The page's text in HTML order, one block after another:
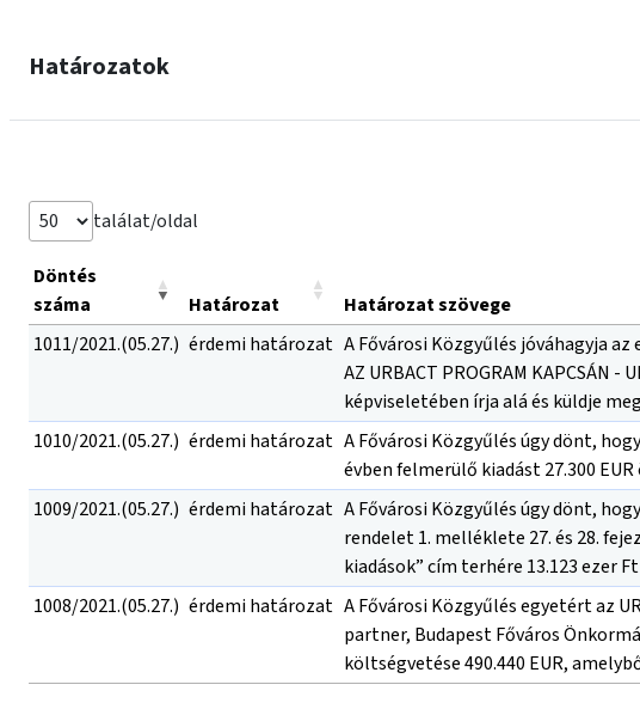
Határozatok
találat/oldal
Döntés
száma
Határozat
Határozat szövege
1011/2021.(05.27.) érdemi határozat A Fővárosi Közgyűlés jóváhagyja az
AZ URBACT PROGRAM
képviseletében írja alá és küldje
1010/2021.(05.27.) érdemi határozat A Fővárosi Közgyűlés úgy dönt,
évben felmerülő kiadást 27.300
1009/2021.(05.27.) érdemi határozat A Fővárosi Közgyűlés úgy dönt,
rendelet 1. melléklete 27. és 28.
kiadások” cím terhére 13.123
1008/2021.(05.27.) érdemi határozat A Fővárosi Közgyűlés egyetért az
partner, Budapest Főváros
költségvetése 490.440 EUR,